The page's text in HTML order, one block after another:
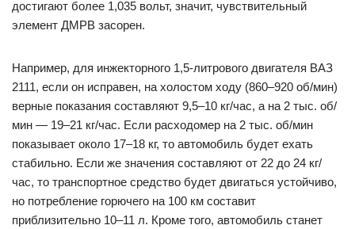
достигают более 1,035 вольт, значит, чувствительный
элемент ДМРВ засорен.
Например, для инжекторного 1,5-литрового двигателя ВАЗ
2111, если он исправен, на холостом ходу (860–920 об/мин)
верные показания составляют 9,5–10 кг/час, а на 2 тыс. об/
мин — 19–21 кг/час. Если расходомер на 2 тыс. об/мин
показывает около 17–18 кг, то автомобиль будет ехать
стабильно. Если же значения составляют от 22 до 24 кг/
час, то транспортное средство будет двигаться устойчиво,
но потребление горючего на 100 км составит
приблизительно 10–11 л. Кроме того, автомобиль станет